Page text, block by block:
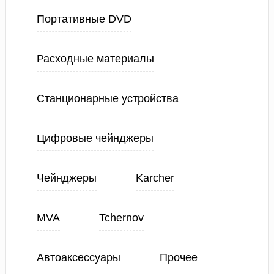
Портативные DVD
Расходные материалы
Станционарные устройства
Цифровые чейнджеры
Чейнджеры Karcher
MVA Tchernov
Автоаксессуары Прочее